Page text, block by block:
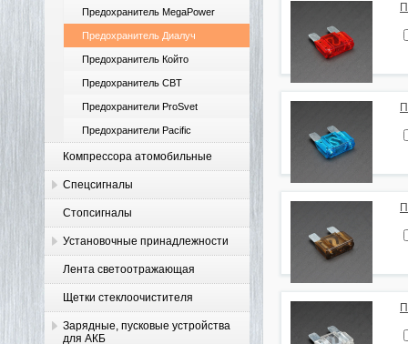
Предохранитель MegaPower
Предохранитель Диалуч
Предохранитель Който
Предохранитель CBT
Предохранители ProSvet
Предохранители Pacific
Компрессора атомобильные
Спецсигналы
Стопсигналы
Установочные принадлежности
Лента светоотражающая
Щетки стеклоочистителя
Зарядные, пусковые устройства
для АКБ